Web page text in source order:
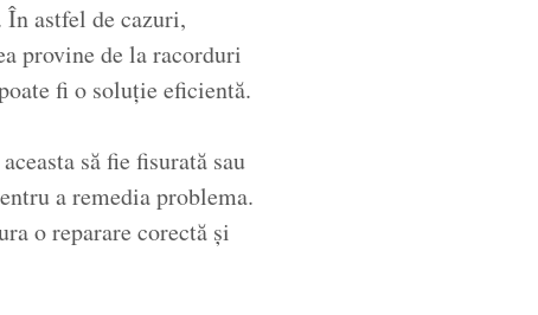
În astfel de cazuri,
provine de la racorduri
fi o soluție eficientă.
să fie fisurată sau
a remedia problema.
o reparare corectă și